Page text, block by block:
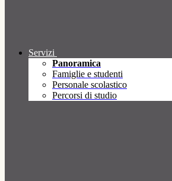
Servizi
Panoramica
Famiglie e studenti
Personale scolastico
Percorsi di studio